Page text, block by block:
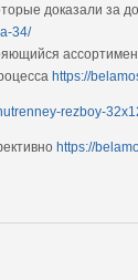
доказали за
34/
https://
rezboy-
https://